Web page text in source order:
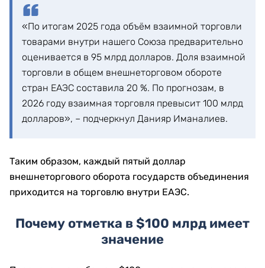
«По итогам 2025 года объём взаимной торговли
товарами внутри нашего Союза предварительно
оценивается в 95 млрд долларов. Доля взаимной
торговли в общем внешнеторговом обороте
стран ЕАЭС составила 20 %. По прогнозам, в
2026 году взаимная торговля превысит 100 млрд
долларов», – подчеркнул Данияр Иманалиев.
Таким образом, каждый пятый доллар
внешнеторгового оборота государств объединения
приходится на торговлю внутри ЕАЭС.
Почему отметка в $100 млрд имеет
значение